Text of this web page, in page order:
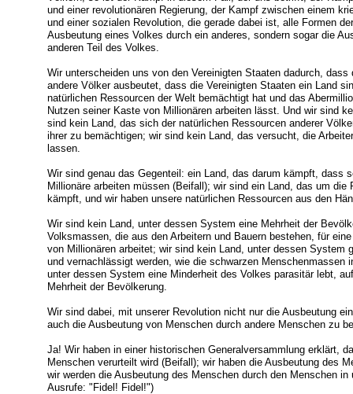
und einer revolutionären Regierung, der Kampf zwischen einem
und einer sozialen Revolution, die gerade dabei ist, alle Formen
Ausbeutung eines Volkes durch ein anderes, sondern sogar die
anderen Teil des Volkes.
Wir unterscheiden uns von den Vereinigten Staaten dadurch,
andere Völker ausbeutet, dass die Vereinigten Staaten ein Land
natürlichen Ressourcen der Welt bemächtigt hat und das
Nutzen seiner Kaste von Millionären arbeiten lässt. Und wir sind
sind kein Land, das sich der natürlichen Ressourcen anderer
ihrer zu bemächtigen; wir sind kein Land, das versucht, die
lassen.
Wir sind genau das Gegenteil: ein Land, das darum kämpft, dass
Millionäre arbeiten müssen (Beifall); wir sind ein Land, das um die
kämpft, und wir haben unsere natürlichen Ressourcen aus den
Wir sind kein Land, unter dessen System eine Mehrheit der
Volksmassen, die aus den Arbeitern und Bauern bestehen, für
von Millionären arbeitet; wir sind kein Land, unter dessen System
und vernachlässigt werden, wie die schwarzen Menschenmassen
unter dessen System eine Minderheit des Volkes parasitär lebt,
Mehrheit der Bevölkerung.
Wir sind dabei, mit unserer Revolution nicht nur die Ausbeutung
auch die Ausbeutung von Menschen durch andere Menschen zu
Ja! Wir haben in einer historischen Generalversammlung erklärt,
Menschen verurteilt wird (Beifall); wir haben die Ausbeutung des
wir werden die Ausbeutung des Menschen durch den Menschen
Ausrufe: "Fidel! Fidel!")